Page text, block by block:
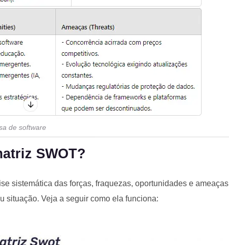
de software
SWOT?
sistemática das forças, fraquezas, oportunidades e ameaças
situação. Veja a seguir como ela funciona: